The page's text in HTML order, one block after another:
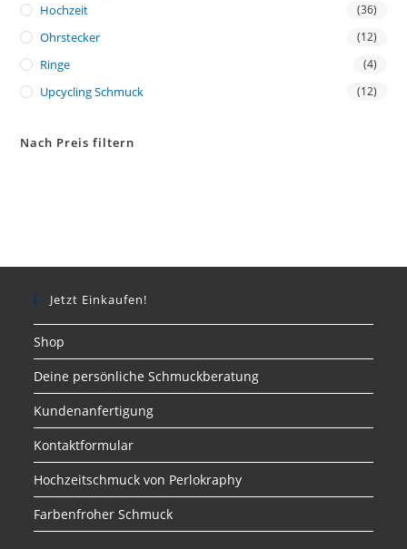
Hochzeit (36)
Ohrstecker (12)
Ringe (4)
Upcycling Schmuck (12)
Nach Preis filtern
Jetzt Einkaufen!
Shop
Deine persönliche Schmuckberatung
Kundenanfertigung
Kontaktformular
Hochzeitschmuck von Perlokraphy
Farbenfroher Schmuck